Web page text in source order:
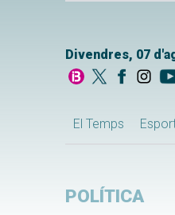
Divendres, 07
El Temps
POLÍTICA